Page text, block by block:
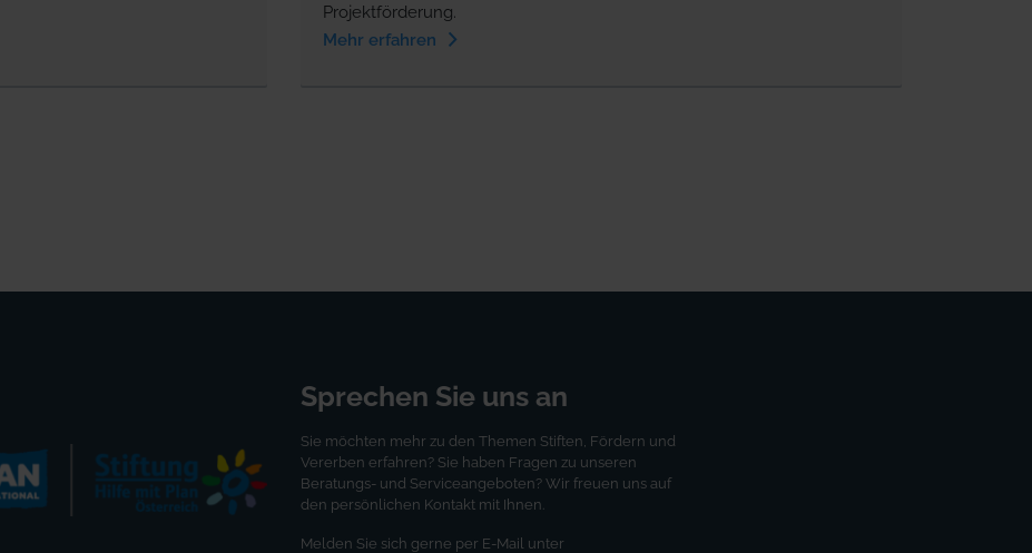
Projektförderung.
Mehr erfahren
Sprechen Sie uns an
Sie möchten mehr zu den Themen Stiften, Fördern und
Vererben erfahren? Sie haben Fragen zu unseren
Beratungs- und Serviceangeboten? Wir freuen uns auf
den persönlichen Kontakt mit Ihnen.
Melden Sie sich gerne per E-Mail unter